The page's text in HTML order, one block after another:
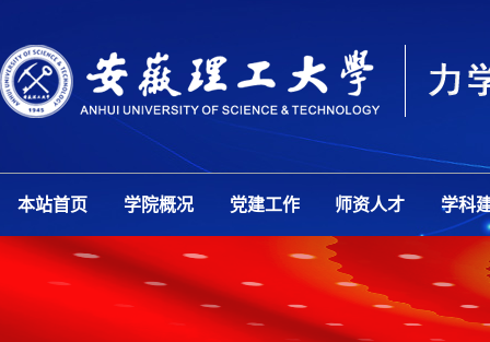
本站首页 学院概况 党建工作 师资人才 学科